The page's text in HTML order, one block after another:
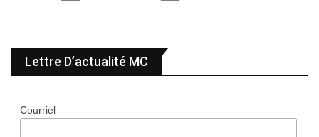
Lettre D’actualité MC
Courriel